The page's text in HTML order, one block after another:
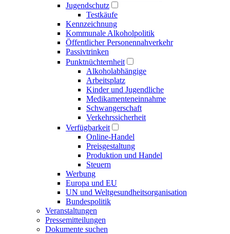
Jugendschutz
Testkäufe
Kennzeichnung
Kommunale Alkoholpolitik
Öffentlicher Personen­nahverkehr
Passivtrinken
Punkt­nüchternheit
Alkohol­abhängige
Arbeitsplatz
Kinder und Jugendliche
Medikamenten­einnahme
Schwangerschaft
Verkehrs­sicherheit
Verfügbarkeit
Online-Handel
Preisgestaltung
Produktion und Handel
Steuern
Werbung
Europa und EU
UN und Welt­gesundheits­organisation
Bundespolitik
Veranstaltungen
Presse­mitteilungen
Dokumente suchen